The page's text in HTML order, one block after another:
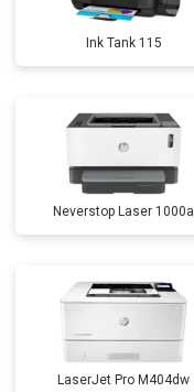
Ink Tank 115
Neverstop Laser 1000a
LaserJet Pro M404dw